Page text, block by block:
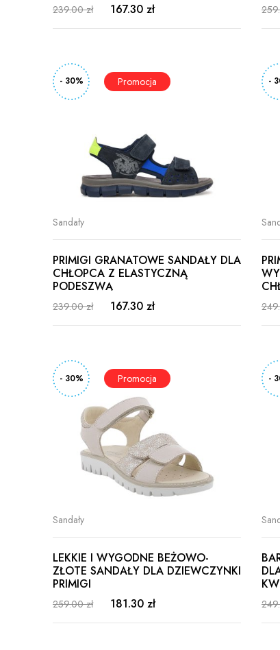
239.00 zł 167.30 zł
- 30%
Sandały
PRIMIGI GRANATOWE SANDAŁY DLA
CHŁOPCA Z ELASTYCZNĄ
PODESZWĄ
239.00 zł 167.30 zł
-
- 30%
Sandały
LEKKIE I WYGODNE BEŻOWO-
ZŁOTE SANDAŁY DLA DZIEWCZYNKI
PRIMIGI
259.00 zł 181.30 zł
-